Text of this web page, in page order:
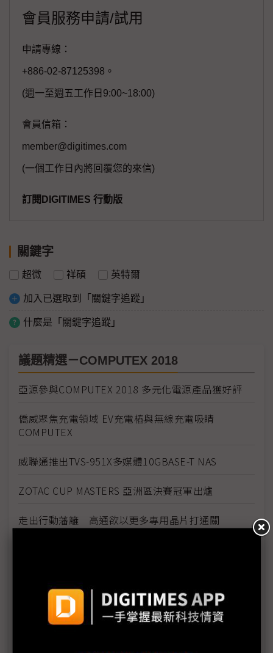
會員服務申請/試用
申請專線：
+886-02-87125398。
(週一至週五工作日9:00~18:00)
會員信箱：
member@digitimes.com
(一個工作日內將回覆您的來信)
訂閱DIGITIMES 行動版
關鍵字
超微 祥碩 英特爾
加入已選取到「關鍵字追蹤」
什麼是「關鍵字追蹤」
議題精選－COMPUTEX 2018
亞源參與COMPUTEX 2018 多元化電源產品獲好評
僑威聚焦充電領域 EV充電樁與無線充電吸睛
COMPUTEX
威聯通推出TVS-951X多媒體10GBASE-T NAS
ZOTAC CUP MASTERS 亞洲區決賽冠軍出爐
走出行動藩籬 高通欲以更多專用晶片打通關
宜鼎推工業級DDR4 2666 全面抗硫化加值不加價